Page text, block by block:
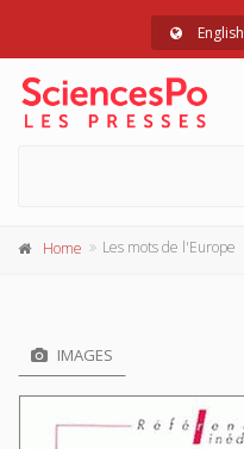
English
Home Les mots de l'Europe
IMAGES